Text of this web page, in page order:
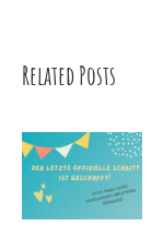
Related Posts